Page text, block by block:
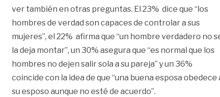
ver también en otras preguntas. El 23% dice que “los
hombres de verdad son capaces de controlar a sus
mujeres”, el 22% afirma que “un hombre verdadero no
la deja montar”, un 30% asegura que “es normal que los
hombres no dejen salir sola a su pareja” y un 36%
coincide con la idea de que “una buena esposa obedece
su esposo aunque no esté de acuerdo”.